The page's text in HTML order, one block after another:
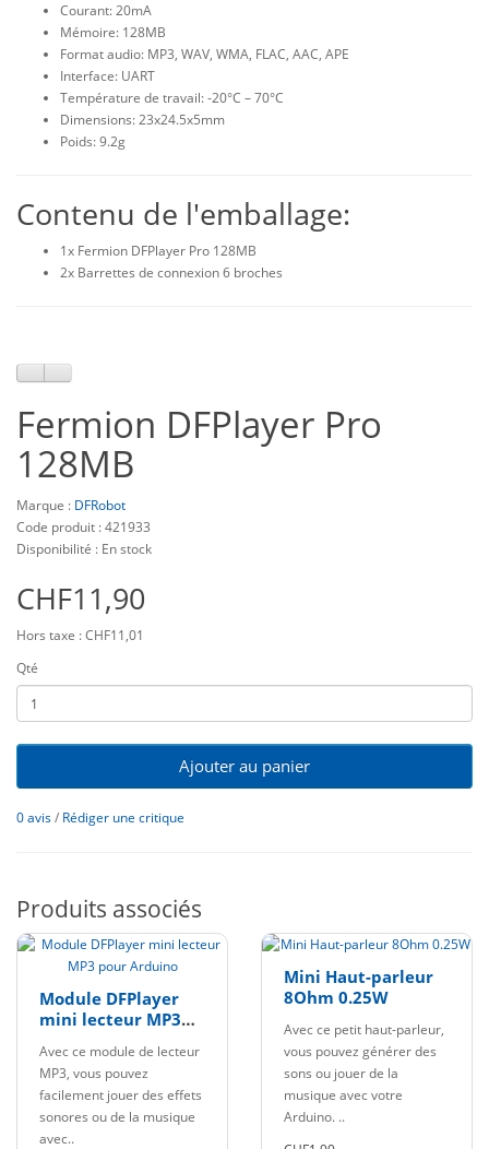
Courant: 20mA
Mémoire: 128MB
Format audio: MP3, WAV, WMA, FLAC, AAC, APE
Interface: UART
Température de travail: -20°C – 70°C
Dimensions: 23x24.5x5mm
Poids: 9.2g
Contenu de l'emballage:
1x Fermion DFPlayer Pro 128MB
2x Barrettes de connexion 6 broches
Fermion DFPlayer Pro
128MB
Marque : DFRobot
Code produit : 421933
Disponibilité : En stock
CHF11,90
Hors taxe : CHF11,01
Qté
Ajouter au panier
0 avis/ Rédiger une critique
Produits associés
Module DFPlayer
mini lecteur MP3
Avec ce module de lecteur
MP3, vous pouvez
facilement jouer des effets
sonores ou de la musique
avec..
Mini Haut-parleur
8Ohm 0.25W
Avec ce petit haut-parleur,
vous pouvez générer des
sons ou jouer de la
musique avec votre
Arduino. ..